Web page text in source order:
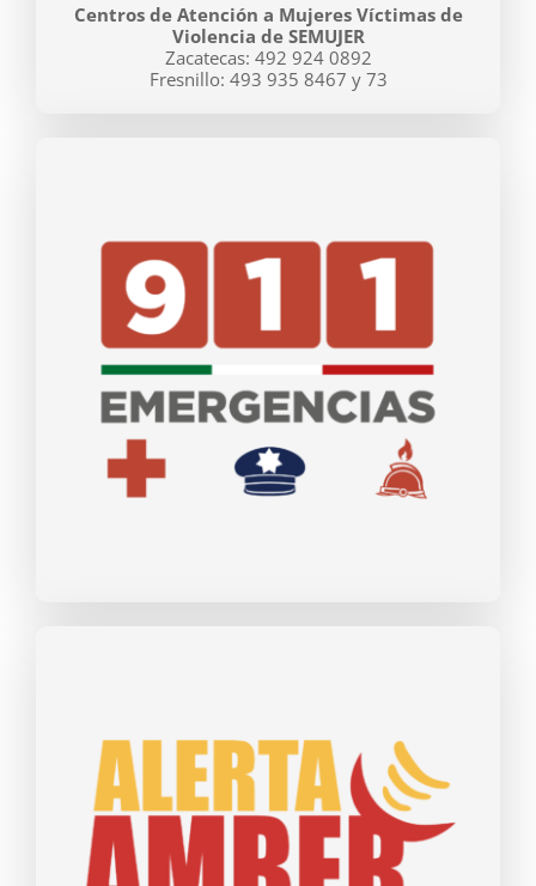
Centros de Atención a Mujeres Víctimas de
Violencia de SEMUJER
Zacatecas: 492 924 0892
Fresnillo: 493 935 8467 y 73